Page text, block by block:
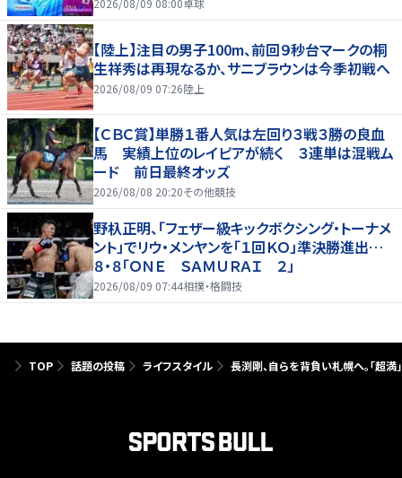
2026/08/09 08:00卓球
【陸上】注目の男子100m、前回９秒台マークの桐
生祥秀は再現なるか、サニブラウンは今季初戦へ
2026/08/09 07:26陸上
【ＣＢＣ賞】単勝１番人気は左回り３戦３勝の良血
馬 実績上位のレイピアが続く ３連単は混戦ム
ード 前日最終オッズ
2026/08/08 20:20その他競技
野杁正明、「フェザー級キックボクシング・トーナメ
ント」でリウ・メンヤンを「１回ＫＯ」準決勝進出…
８・８「ＯＮＥ ＳＡＭＵＲＡＩ ２」
2026/08/09 07:44相撲・格闘技
TOP 話題の投稿 ライフスタイル 長渕剛、自らを背負い札幌へ。「超